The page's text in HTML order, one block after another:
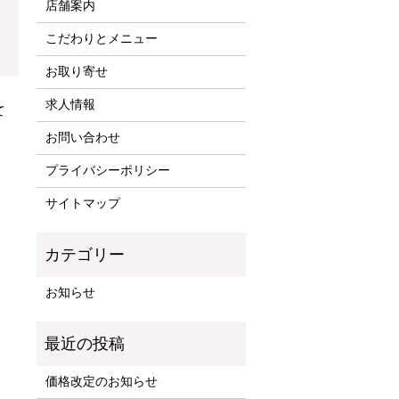
店舗案内
こだわりとメニュー
お取り寄せ
求人情報
お問い合わせ
プライバシーポリシー
サイトマップ
お知らせ
価格改定のお知らせ